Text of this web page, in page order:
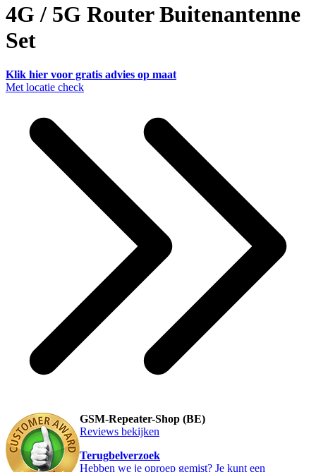
4G / 5G Router Buitenantenne
Set
Klik hier voor gratis advies op maat
Met locatie check
GSM-Repeater-Shop (BE)
Reviews bekijken
Terugbelverzoek
Hebben we je oproep gemist? Je kunt een